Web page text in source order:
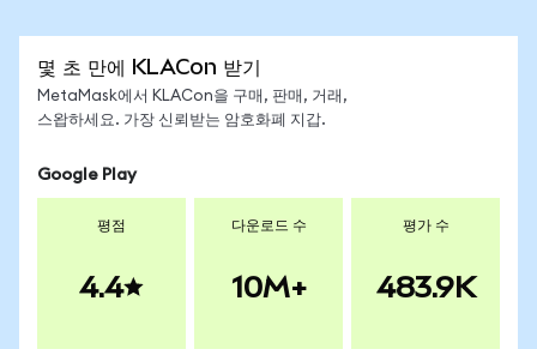
몇 초 만에 KLACon 받기
MetaMask에서 KLACon을 구매, 판매, 거래,
스왑하세요. 가장 신뢰받는 암호화폐 지갑.
Google Play
평점
4.4
다운로드 수
10M+
평가 수
483.9K